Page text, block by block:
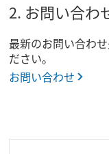
2. お問い合わ
最新のお問い合わ
ださい。
お問い合わせ